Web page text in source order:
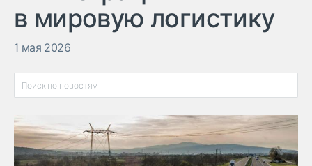
в мировую логистику
1 мая 2026